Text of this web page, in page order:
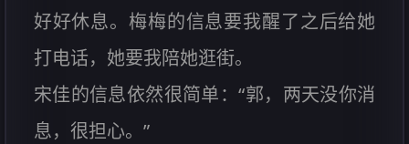
好好休息。梅梅的信息要我醒了之后给她
打电话，她要我陪她逛街。
宋佳的信息依然很简单：“郭，两天没你消
息，很担心。”